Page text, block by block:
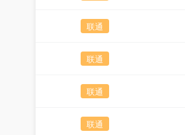
联通
联通
联通
联通